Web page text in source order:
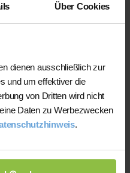
Über Cookies
dienen ausschließlich zur
und um effektiver die
von Dritten wird nicht
Daten zu Werbezwecken
.
unsere
: Hier können
als 300